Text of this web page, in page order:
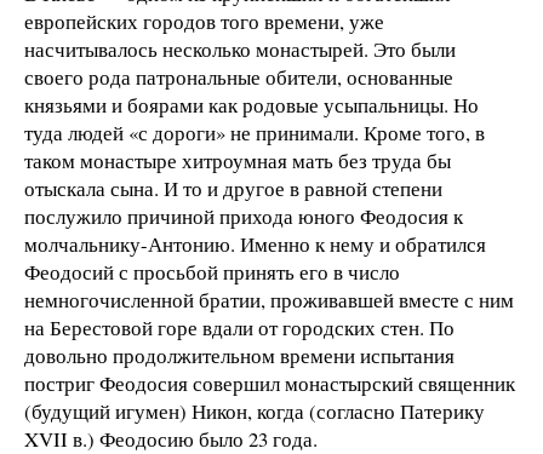
европейских городов того времени, уже
насчитывалось несколько монастырей. Это были
своего рода патрональные обители, основанные
князьями и боярами как родовые усыпальницы. Но
туда людей «с дороги» не принимали. Кроме того, в
таком монастыре хитроумная мать без труда бы
отыскала сына. И то и другое в равной степени
послужило причиной прихода юного Феодосия к
молчальнику-Антонию. Именно к нему и обратился
Феодосий с просьбой принять его в число
немногочисленной братии, проживавшей вместе с ним
на Берестовой горе вдали от городских стен. По
довольно продолжительном времени испытания
постриг Феодосия совершил монастырский священник
(будущий игумен) Никон, когда (согласно Патерику
XVII в.) Феодосию было 23 года.